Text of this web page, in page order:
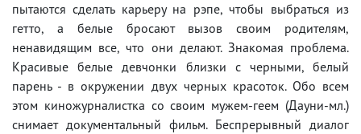
пытаются сделать карьеру на рэпе, чтобы выбраться из
гетто, а белые бросают вызов своим родителям,
ненавидящим все, что они делают. Знакомая проблема.
Красивые белые девчонки близки с черными, белый
парень - в окружении двух черных красоток. Обо всем
этом киножурналистка со своим мужем-геем (Дауни-мл.)
снимает документальный фильм. Беспрерывный диалог